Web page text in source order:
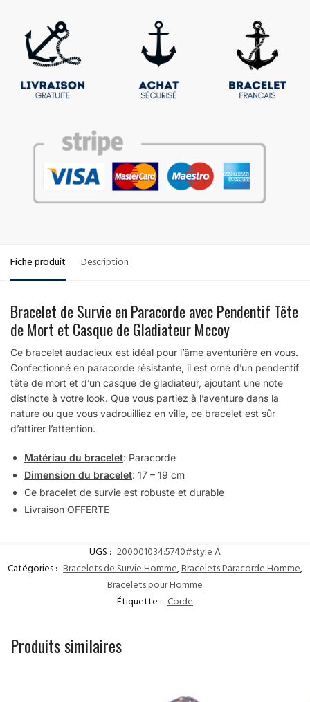
Fiche produit Description
Bracelet de Survie en Paracorde avec Pendentif Tête
de Mort et Casque de Gladiateur Mccoy
Ce bracelet audacieux est idéal pour l’âme aventurière en vous.
Confectionné en paracorde résistante, il est orné d’un pendentif
tête de mort et d’un casque de gladiateur, ajoutant une note
distincte à votre look. Que vous partiez à l’aventure dans la
nature ou que vous vadrouilliez en ville, ce bracelet est sûr
d’attirer l’attention.
Matériau du bracelet: Paracorde
Dimension du bracelet: 17 – 19 cm
Ce bracelet de survie est robuste et durable
Livraison OFFERTE
UGS : 200001034:5740#style A
Catégories : Bracelets de Survie Homme,Bracelets Paracorde Homme,
Bracelets pour Homme
Étiquette : Corde
Produits similaires